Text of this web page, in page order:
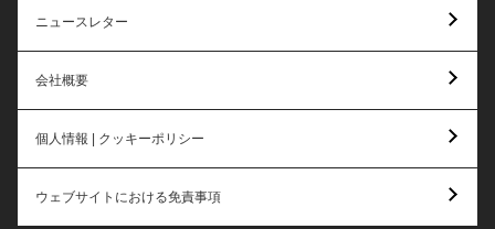
ニュースレター
会社概要
個人情報 | クッキーポリシー
ウェブサイトにおける免責事項